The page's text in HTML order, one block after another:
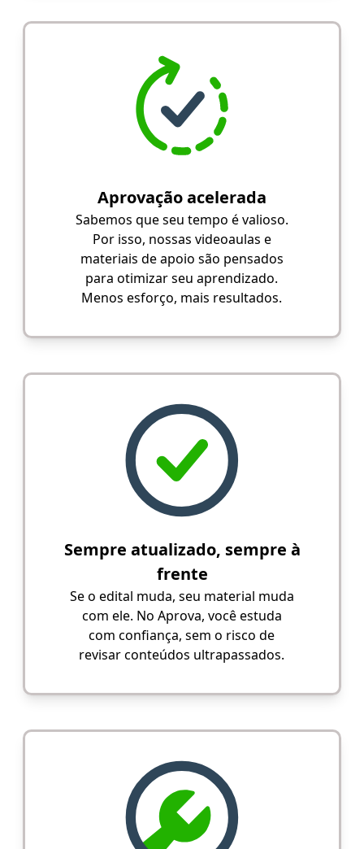
Aprovação acelerada
Sabemos que seu tempo é valioso.
Por isso, nossas videoaulas e
materiais de apoio são pensados
para otimizar seu aprendizado.
Menos esforço, mais resultados.
Sempre atualizado, sempre à
frente
Se o edital muda, seu material muda
com ele. No Aprova, você estuda
com confiança, sem o risco de
revisar conteúdos ultrapassados.